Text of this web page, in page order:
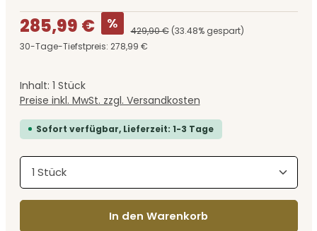
Verkaufspreis:
285,99 € % 429,90 € (33.48% gespart)
30-Tage-Tiefstpreis: 278,99 €
Inhalt: 1 Stück
Preise inkl. MwSt. zzgl. Versandkosten
Sofort verfügbar, Lieferzeit: 1-3 Tage
Produkt Anzahl: Gib den gewünschten Wert
In den Warenkorb